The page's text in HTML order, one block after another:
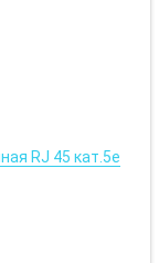
RJ 45 кат.5е